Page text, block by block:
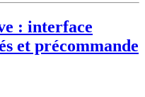
: interface
et précommande